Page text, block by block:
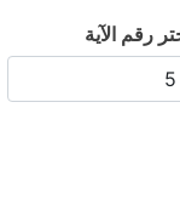
رقم الآية